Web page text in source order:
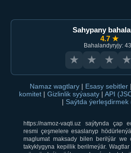
Sahypany
4.7 ★
Bahalandyryjy:
★ ★ ★ ★
Namaz wagtlary | Esasy sebitler |
komitet | Gizlinlik syýasaty | API
| Saýtda ýerleşdirmek
https://namoz-vaqti.uz saýtynda çap
resmi çeşmelere esaslanyp
maglumat maksady bilen berilýär we
takyklygyna kepillik berilmeýär.